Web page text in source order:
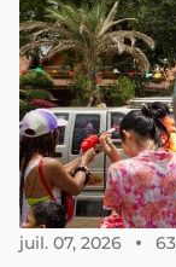
juil. 07, 2026